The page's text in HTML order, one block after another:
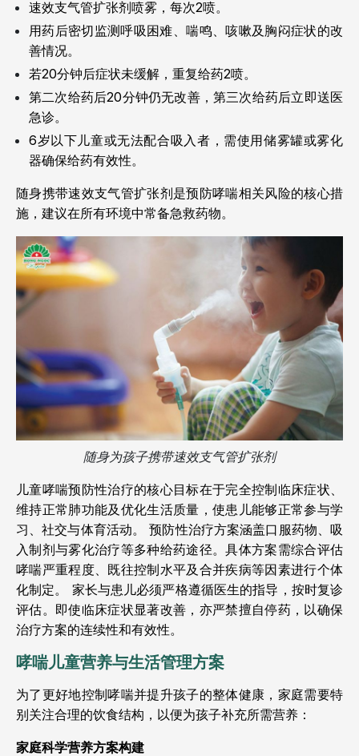
速效支气管扩张剂喷雾，每次2喷。
用药后密切监测呼吸困难、喘鸣、咳嗽及胸闷症状的改
善情况。
若20分钟后症状未缓解，重复给药2喷。
第二次给药后20分钟仍无改善，第三次给药后立即送医
急诊。
6岁以下儿童或无法配合吸入者，需使用储雾罐或雾化
器确保给药有效性。
随身携带速效支气管扩张剂是预防哮喘相关风险的核心措
施，建议在所有环境中常备急救药物。
随身为孩子携带速效支气管扩张剂
儿童哮喘预防性治疗的核心目标在于完全控制临床症状、
维持正常肺功能及优化生活质量，使患儿能够正常参与学
习、社交与体育活动。
预防性治疗方案涵盖口服药物、吸
入制剂与雾化治疗等多种给药途径。具体方案需综合评估
哮喘严重程度、既往控制水平及合并疾病等因素进行个体
化制定。
家长与患儿必须严格遵循医生的指导，按时复诊
评估。即使临床症状显著改善，亦严禁擅自停药，以确保
治疗方案的连续性和有效性。
哮喘儿童营养与生活管理方案
为了更好地控制哮喘并提升孩子的整体健康，家庭需要特
别关注合理的饮食结构，以便为孩子补充所需营养：
家庭科学营养方案构建